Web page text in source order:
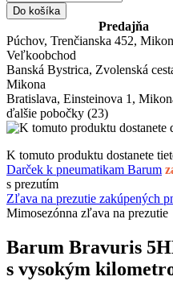
Do košíka
Predajňa
Púchov, Trenčianska 452,
Veľkoobchod
Banská Bystrica, Zvolenská
Mikona
Bratislava, Einsteinova 1,
ďalšie pobočky (23)
K tomuto produktu dostanete
Darček k pneumatikam Barum
s prezutím
Zľava na prezutie zakúpených
Mimosezónna zľava na prezutie
Barum Bravuris
s vysokým